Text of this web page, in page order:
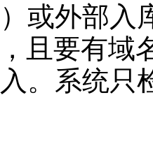
或外部入
且要有域
。系统只